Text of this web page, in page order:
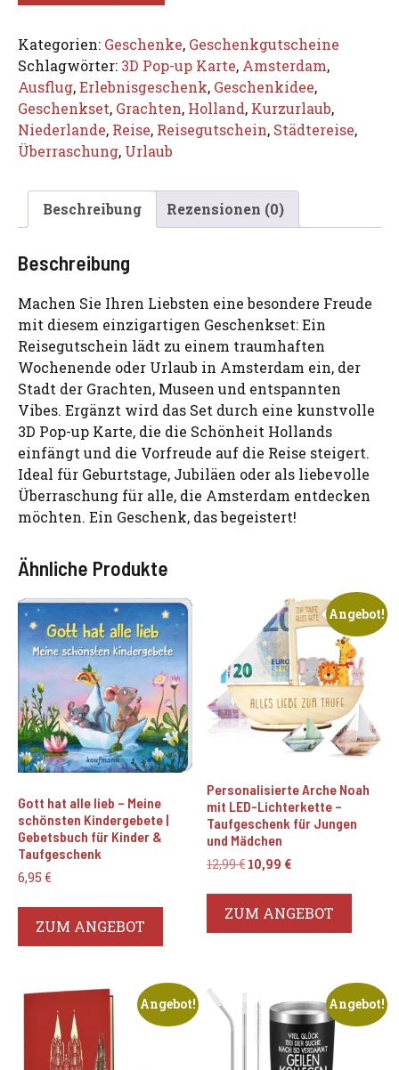
Kategorien: Geschenke, Geschenkgutscheine
Schlagwörter: 3D Pop-up Karte, Amsterdam,
Ausflug,Erlebnisgeschenk, Geschenkidee,
Geschenkset, Grachten, Holland, Kurzurlaub,
Niederlande, Reise, Reisegutschein, Städtereise,
Überraschung, Urlaub
Beschreibung Rezensionen (0)
Beschreibung
Machen Sie Ihren Liebsten eine besondere Freude
mit diesem einzigartigen Geschenkset: Ein
Reisegutschein lädt zu einem traumhaften
Wochenende oder Urlaub in Amsterdam ein, der
Stadt der Grachten, Museen und entspannten
Vibes. Ergänzt wird das Set durch eine kunstvolle
3D Pop-up Karte, die die Schönheit Hollands
einfängt und die Vorfreude auf die Reise steigert.
Ideal für Geburtstage, Jubiläen oder als liebevolle
Überraschung für alle, die Amsterdam entdecken
möchten. Ein Geschenk, das begeistert!
Ähnliche Produkte
Gott hat alle lieb – Meine
schönsten Kindergebete |
Gebetsbuch für Kinder &
Taufgeschenk
6,95 €
ZUM ANGEBOT
Angebot!
Personalisierte Arche Noah
mit LED-Lichterkette –
Taufgeschenk für Jungen
und Mädchen
12,99€ Ursprünglicher
war:
12,99 €
10,99 €Aktueller
ist:
10,99 €.
ZUM ANGEBOT
Angebot! Angebot!